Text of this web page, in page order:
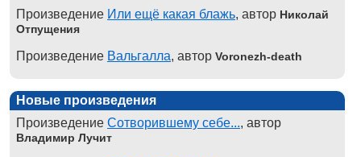
Произведение Или ещё какая блажь, автор Николай
Отпущения
Произведение Вальгалла, автор Voronezh-death
Новые произведения
Произведение Сотворившему себе..., автор
Владимир Лучит